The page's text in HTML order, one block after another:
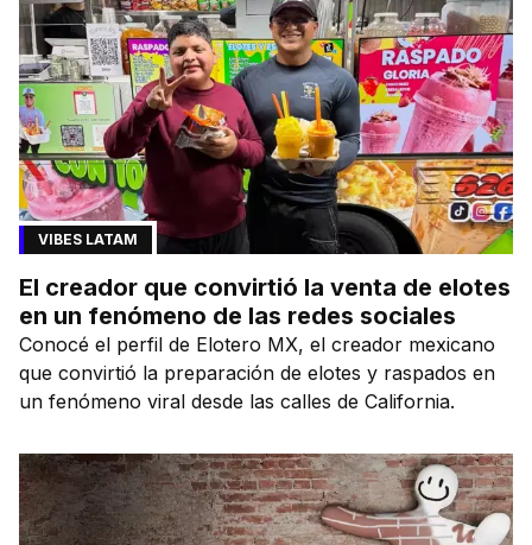
VIBES LATAM
El creador que convirtió la venta de elotes
en un fenómeno de las redes sociales
Conocé el perfil de Elotero MX, el creador mexicano
que convirtió la preparación de elotes y raspados en
un fenómeno viral desde las calles de California.